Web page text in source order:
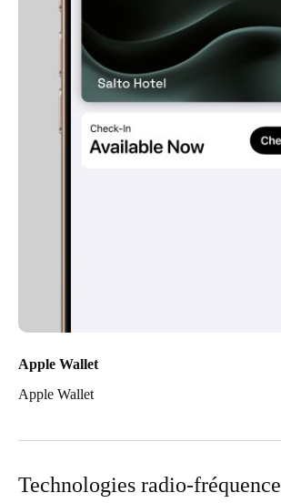
Apple Wallet
Apple Wallet
Technologies radio-fréquence